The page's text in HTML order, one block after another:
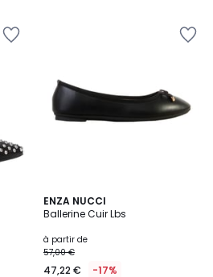
ENZA NUCCI
Ballerine Cuir Lbs
à partir de
57,00 €
47,22 € -17%
2
Couleurs